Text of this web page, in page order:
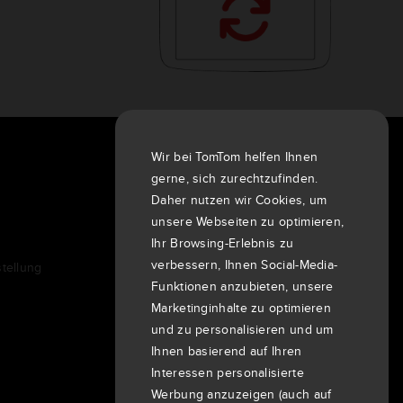
Über uns
Unternehmen
Kunden
Newsroom
Veranstaltungen
Pressemitteilungen
Investoren
7th item
Routing
9th item of footer
Wir bei TomTom helfen Ihnen
gerne, sich zurechtzufinden.
Daher nutzen wir Cookies, um
unsere Webseiten zu optimieren,
Ihr Browsing-Erlebnis zu
verbessern, Ihnen Social-Media-
Funktionen anzubieten, unsere
Marketinginhalte zu optimieren
und zu personalisieren und um
Ihnen basierend auf Ihren
Interessen personalisierte
Werbung anzuzeigen (auch auf